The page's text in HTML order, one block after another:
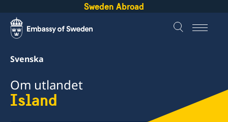
Sweden Abroad
Svenska
Om utlandet
Island